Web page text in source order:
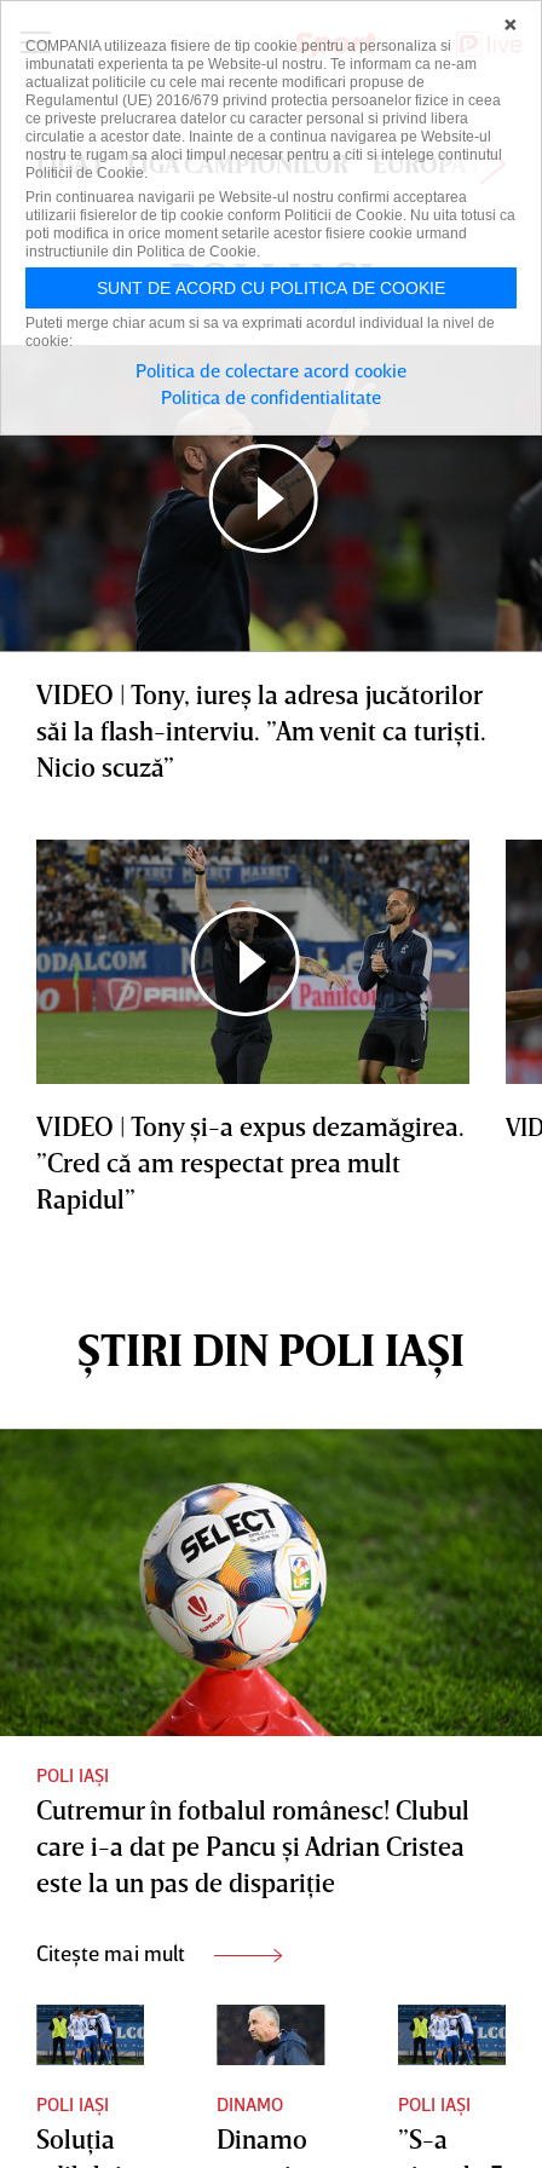
LIGA 1 LIGA CAMPIONILOR EUROPA
POLI IAȘI
POLI IAȘI
VIDEO | Tony, iureş la adresa jucătorilor
săi la flash-interviu. ”Am venit ca turişti.
Nicio scuză”
VIDEO | Tony şi-a expus dezamăgirea.
”Cred că am respectat prea mult
Rapidul”
ȘTIRI DIN POLI IAȘI
POLI IAȘI
Cutremur în fotbalul românesc! Clubul
care i-a dat pe Pancu şi Adrian Cristea
este la un pas de dispariţie
Citește mai mult
POLI IAȘI
Soluţia
DINAMO
Dinamo
POLI IAȘI
”S-a
×
COMPANIA utilizeaza fisiere de tip cookie pentru a personaliza si
imbunatati experienta ta pe Website-ul nostru. Te informam ca ne-am
actualizat politicile cu cele mai recente modificari propuse de
Regulamentul (UE) 2016/679 privind protectia persoanelor fizice in ceea
ce priveste prelucrarea datelor cu caracter personal si privind libera
circulatie a acestor date. Inainte de a continua navigarea pe Website-ul
nostru te rugam sa aloci timpul necesar pentru a citi si intelege continutul
Politicii de Cookie.
Prin continuarea navigarii pe Website-ul nostru confirmi acceptarea
utilizarii fisierelor de tip cookie conform Politicii de Cookie. Nu uita totusi ca
poti modifica in orice moment setarile acestor fisiere cookie urmand
instructiunile din Politica de Cookie.
SUNT DE ACORD CU POLITICA DE COOKIE
Puteti merge chiar acum si sa va exprimati acordul individual la nivel de
cookie:
Politica de colectare acord cookie
Politica de confidentialitate